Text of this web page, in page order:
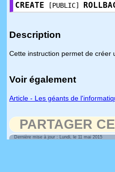
CREATE [PUBLIC]
Description
Cette instruction permet de
Voir également
Article - Les géants de
PARTAGER
Dernière mise à jour : Lundi, le 11 mai 2015